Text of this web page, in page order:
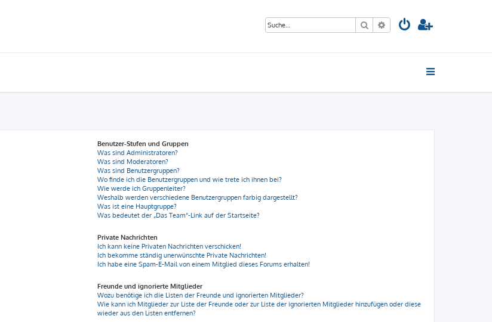
Suche Erweiterte Suche
Benutzer-Stufen und Gruppen
Was sind Administratoren?
Was sind Moderatoren?
Was sind Benutzergruppen?
Wo finde ich die Benutzergruppen und wie trete ich ihnen bei?
Wie werde ich Gruppenleiter?
Weshalb werden verschiedene Benutzergruppen farbig dargestellt?
Was ist eine Hauptgruppe?
Was bedeutet der „Das Team“-Link auf der Startseite?
Private Nachrichten
Ich kann keine Privaten Nachrichten verschicken!
Ich bekomme ständig unerwünschte Private Nachrichten!
Ich habe eine Spam-E-Mail von einem Mitglied dieses Forums erhalten!
Freunde und ignorierte Mitglieder
Wozu benötige ich die Listen der Freunde und ignorierten Mitglieder?
Wie kann ich Mitglieder zur Liste der Freunde oder zur Liste der ignorierten Mitglieder hinzufügen oder diese
wieder aus den Listen entfernen?